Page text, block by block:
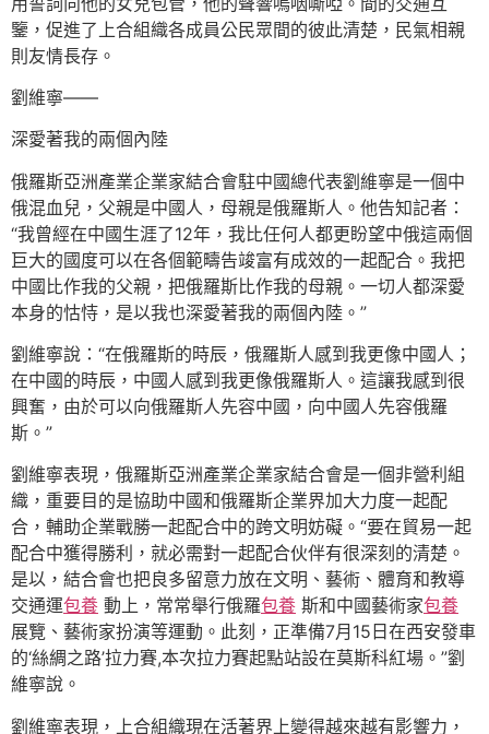
鑒，促進了上合組織各成員公民眾間的彼此清楚，民氣相親
則友情長存。
劉維寧——
深愛著我的兩個內陸
俄羅斯亞洲產業企業家結合會駐中國總代表劉維寧是一個中
俄混血兒，父親是中國人，母親是俄羅斯人。他告知記者：
“我曾經在中國生涯了12年，我比任何人都更盼望中俄這兩個
巨大的國度可以在各個範疇告竣富有成效的一起配合。我把
中國比作我的父親，把俄羅斯比作我的母親。一切人都深愛
本身的怙恃，是以我也深愛著我的兩個內陸。”
劉維寧說：“在俄羅斯的時辰，俄羅斯人感到我更像中國人；
在中國的時辰，中國人感到我更像俄羅斯人。這讓我感到很
興奮，由於可以向俄羅斯人先容中國，向中國人先容俄羅
斯。”
劉維寧表現，俄羅斯亞洲產業企業家結合會是一個非營利組
織，重要目的是協助中國和俄羅斯企業界加大力度一起配
合，輔助企業戰勝一起配合中的跨文明妨礙。“要在貿易一起
配合中獲得勝利，就必需對一起配合伙伴有很深刻的清楚。
是以，結合會也把良多留意力放在文明、藝術、體育和教導
交通運包養 動上，常常舉行俄羅包養 斯和中國藝術家包養
展覽、藝術家扮演等運動。此刻，正準備7月15日在西安發車
的‘絲綢之路’拉力賽,本次拉力賽起點站設在莫斯科紅場。”劉
維寧說。
劉維寧表現，上合組織現在活著界上變得越來越有影響力，